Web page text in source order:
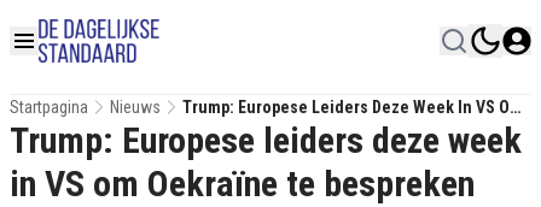
Startpagina Nieuws
Trump: Europese Leiders Deze Week In VS Om
Oekraïne Te Bespreken
Trump: Europese leiders deze week
in VS om Oekraïne te bespreken